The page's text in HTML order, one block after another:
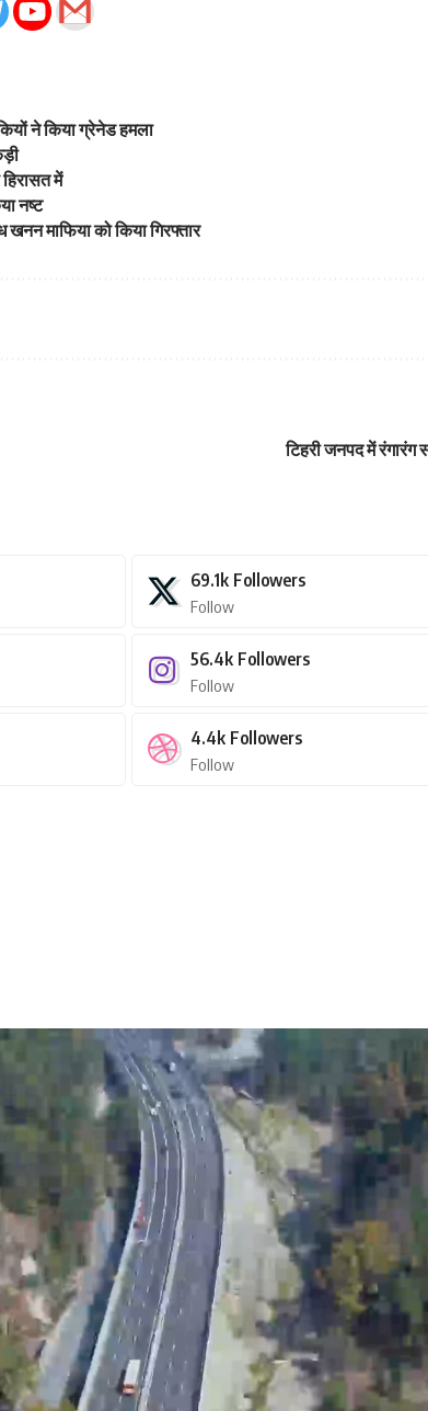
ने किया ग्रेनेड हमला
में
नष्ट
माफिया को किया गिरफ्तार
टिहरी जनपद में
69.1k Followers
Follow
56.4k Followers
Follow
4.4k Followers
Follow